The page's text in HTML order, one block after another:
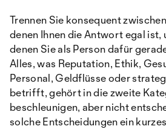
Trennen Sie konsequent
denen Ihnen die Antwort egal ist,
denen Sie als Person dafür
Alles, was Reputation, Ethik,
Personal, Geldflüsse oder
betrifft, gehört in die zweite
beschleunigen, aber nicht
solche Entscheidungen ein